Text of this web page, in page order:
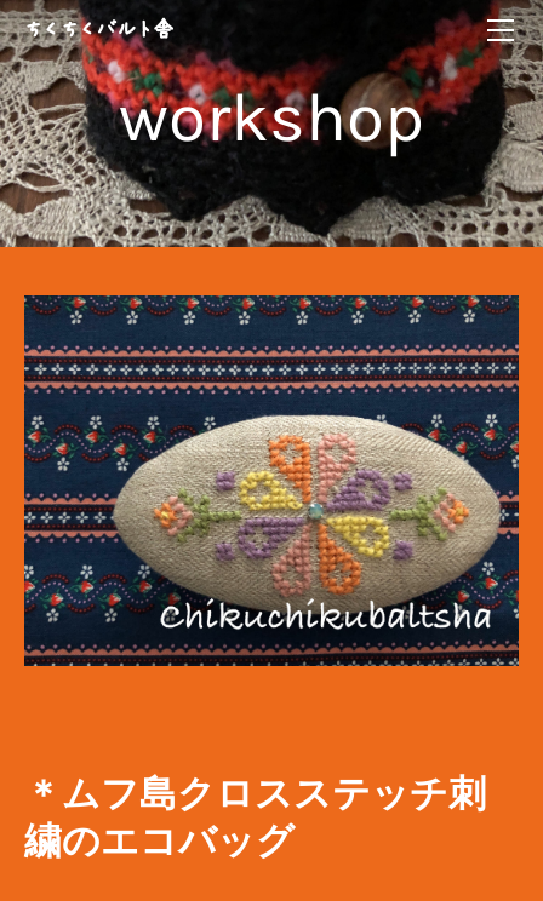
ちくちくバルト舎
workshop
＊ムフ島クロスステッチ刺
繍のエコバッグ
kikucönia
エストニア手芸教室
ムフ刺繍講座
ちくちくバルト三国誌
ONLINE SHOP
ちくちくバルト舎vintage
CONTACT
ログイン | 登録